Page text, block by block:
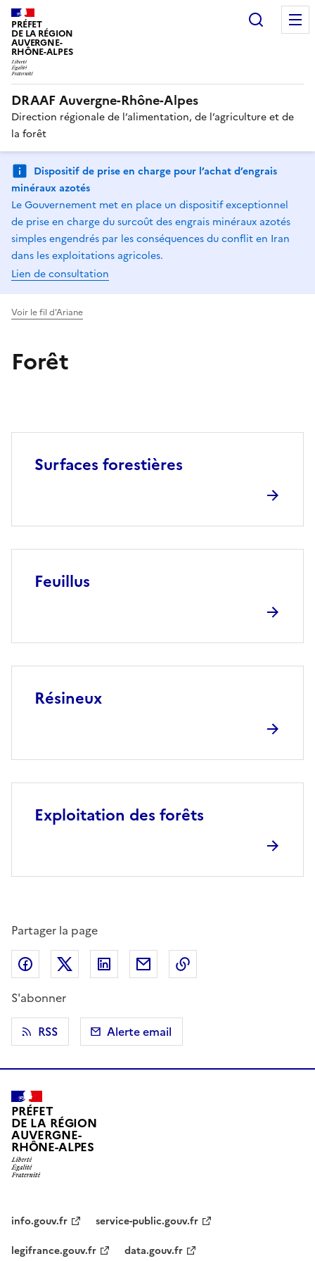
PRÉFET
DE LA RÉGION
AUVERGNE-
RHÔNE-ALPES
DRAAF Auvergne-Rhône-Alpes
Direction régionale de l’alimentation, de l’agriculture et de
la forêt
Dispositif de prise en charge pour l’achat d’engrais
minéraux azotés
Le Gouvernement met en place un dispositif exceptionnel
de prise en charge du surcoût des engrais minéraux azotés
simples engendrés par les conséquences du conflit en Iran
dans les exploitations agricoles.
Lien de consultation
Voir le fil d'Ariane
Forêt
Surfaces forestières
Feuillus
Résineux
Exploitation des forêts
Partager la page
Partager sur Facebook
Partager sur X (anciennement Twitter)
Partager sur LinkedIn
Partager par email
S'abonner
RSS
Alerte email
PRÉFET
DE LA RÉGION
AUVERGNE-
RHÔNE-ALPES
info.gouv.fr
service-public.gouv.fr
legifrance.gouv.fr
data.gouv.fr